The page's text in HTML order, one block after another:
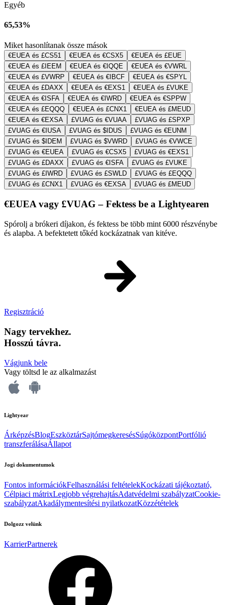
Egyéb
65,53%
Miket hasonlítanak össze mások
€EUEA és £CS51 €EUEA és €CSX5
€EUEA és £EUE
€EUEA és £IEEM
€EUEA és €IQQE
€EUEA és €VWRL
€EUEA és £VWRP
€EUEA és €IBCF
€EUEA és €SPYL
€EUEA és £DAXX
€EUEA és €EXS1
€EUEA és £VUKE
€EUEA és €ISFA
€EUEA és €IWRD
€EUEA és €SPPW
€EUEA és £EQQQ
€EUEA és £CNX1
€EUEA és £MEUD
€EUEA és €EXSA
£VUAG és €VUAA
£VUAG és £SPXP
£VUAG és €IUSA
£VUAG és $IDUS
£VUAG és €EUNM
£VUAG és $IDEM
£VUAG és $VWRD
£VUAG és €VWCE
£VUAG és €EUEA
£VUAG és €CSX5
£VUAG és €EXS1
£VUAG és £DAXX
£VUAG és €ISFA
£VUAG és £VUKE
£VUAG és £IWRD
£VUAG és £SWLD
£VUAG és £EQQQ
£VUAG és £CNX1
£VUAG és €EXSA £VUAG és £MEUD
€EUEA vagy £VUAG – Fektess be a Lightyearen
Spórolj a brókeri díjakon, és fektess be több mint 6000 részvénybe
és alapba. A befektetett tőkéd kockázatnak van kitéve.
Regisztráció
Nagy tervekhez.
Hosszú távra.
Vágjunk bele
Vagy töltsd le az alkalmazást
Lightyear
ÁrképzésBlogEszköztárSajtómegkeresésSúgóközpontPortfólió
transzferálásaÁllapot
Jogi dokumentumok
Fontos információkFelhasználási feltételekKockázati tájékoztató,
Célpiaci mátrixLegjobb végrehajtásAdatvédelmi szabályzatCookie-
szabályzatAkadálymentesítési nyilatkozatKözzétételek
Dolgozz velünk
KarrierPartnerek